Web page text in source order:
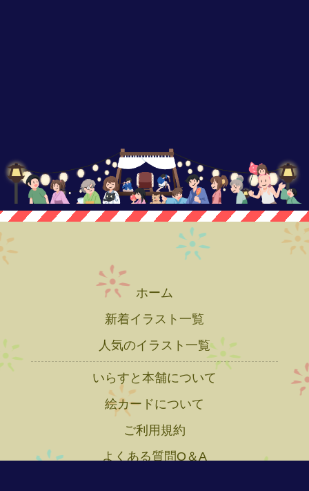
ホーム
新着イラスト一覧
人気のイラスト一覧
いらすと本舗について
絵カードについて
ご利用規約
よくある質問Q＆A